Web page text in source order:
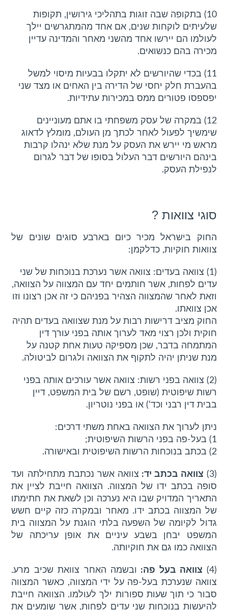
10) בתקופה שבה זוגות בתהליכי גירושין, תקופות
שלעיתים לוקחות שנים, אם אחד מהמתגרשים יילך
לעולמו הם יירשו אחד מהשני מאחר והמדינה עדיין
מכירה בהם כנשואים.
11) בכדי שהיורשים לא יתקלו בבעיות מיסוי למשל
בהעברת חלק יחסי של הדירה בין האחים או מצד שני
יפספסו פטורים ממס במכירות עתידיות.
12) במקרה של עסק משפחתי בו אתם מעוניינים
שימשיך לפעול לאחר לכתך מן העולם, מומלץ לדאוג
מראש מי יירש את העסק על מנת שלא ינהלו קרבות
בינהם היורשים דבר העלול בסופו של דבר לגרום
לנפילת העסק.
סוגי צוואות ?
החוק בישראל מכיר כיום בארבע סוגים שונים של
צוואות חוקיות, כדלקמן:
(1) צוואה בעדים: צוואה אשר נערכת בנוכחות של שני
עדים לפחות, אשר חותמים יחד עם המצווה על הצוואה,
וזאת לאחר שהמצווה הצהיר בפניהם כי זה אכן רצונו וזו
אכן צוואתו.
החוק מציב דרישות רבות על מנת שצוואה בעדים תהיה
חוקית ולכן רצוי מאד לערוך אותה בפני עורך דין
המתמחה בדבר, שכן מספיקה טעות אחת קטנה על
מנת שניתן יהיה לתקוף את הצוואה ולגרום לביטולה.
(2) צוואה בפני רשות: צוואה אשר עורכים אותה בפני
רשות שיפוטית (שופט, רשם של בית המשפט, דיין
בבית דין רבני וכד’) או בפני נוטריון.
ניתן לערוך את הצוואה באחת משתי דרכים:
1) בעל-פה בפני הרשות השיפוטית;
2) בכתב בנוכחות הרשות השיפוטית ובאישורה.
(3) צוואה בכתב יד: צוואה אשר נכתבת מתחילתה ועד
סופה בכתב ידו של המצווה. הצוואה חייבת לציין את
התאריך המדויק שבו היא נערכה וכן לשאת את חתימתו
של המצווה בכתב ידו. מאחר ובמקרה כזה קיים חשש
גדול לקיומה של השפעה בלתי הוגנת על המצווה בית
המשפט יבחן בשבע עיניים את אופן עריכתה של
הצוואה כמו גם את חוקיותה.
(4) צוואה בעל פה: ובשמה האחר צוואת שכיב מרע.
צוואה שנערכת בעל-פה על ידי המצווה, כאשר המצווה
סבור כי תוך שעות ספורות ילך לעולמו. הצוואה חייבת
להיעשות בנוכחות שני עדים לפחות, אשר שומעים את